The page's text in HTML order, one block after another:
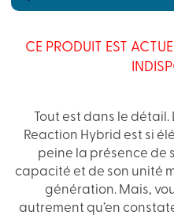
CE PRODUIT EST
Tout est dans le
Reaction Hybrid est si
peine la présence de
capacité et de son unité
génération. Mais,
autrement qu’en